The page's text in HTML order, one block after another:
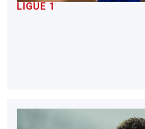
LIGUE 1